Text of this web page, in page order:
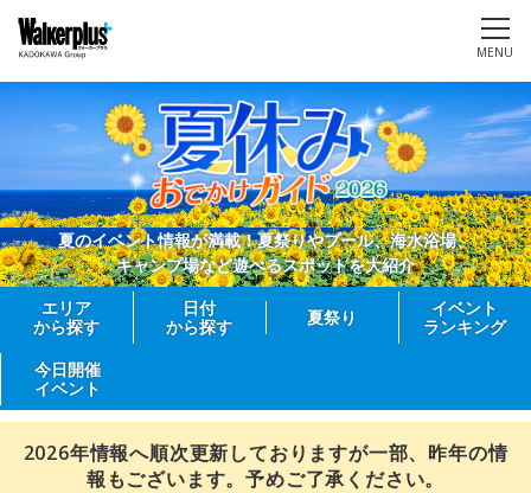
MENU
夏のイベント情報が満載！夏祭りやプール、海水浴場、
キャンプ場など遊べるスポットを大紹介
エリア
から探す
日付
から探す
夏祭り
イベント
ランキング
今日開催
イベント
2026年情報へ順次更新しておりますが一部、昨年の情
報もございます。予めご了承ください。